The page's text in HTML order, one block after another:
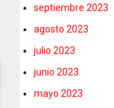
septiembre 2023
agosto 2023
julio 2023
junio 2023
mayo 2023